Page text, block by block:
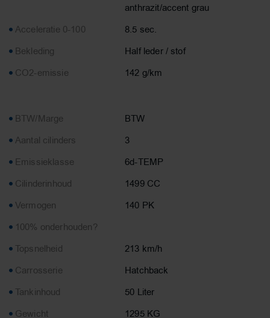
anthrazit/accent grau
Acceleratie 0-100
8.5 sec.
Bekleding
Half leder / stof
CO2-emissie
142 g/km
BTW/Marge
BTW
Aantal cilinders
3
Emissieklasse
6d-TEMP
Cilinderinhoud
1499 CC
Vermogen
140 PK
100% onderhouden?
Topsnelheid
213 km/h
Carrosserie
Hatchback
Tankinhoud
50 Liter
Gewicht
1295 KG